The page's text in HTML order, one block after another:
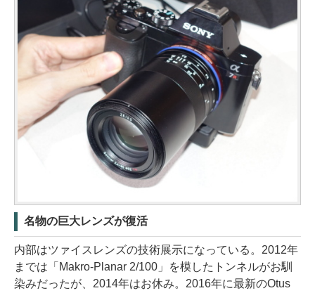
名物の巨大レンズが復活
内部はツァイスレンズの技術展示になっている。2012年
までは「Makro-Planar 2/100」を模したトンネルがお馴
染みだったが、2014年はお休み。2016年に最新のOtus